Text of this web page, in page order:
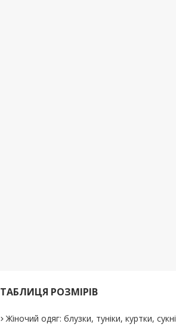
ТАБЛИЦЯ РОЗМІРІВ
Жіночий одяг: блузки, туніки, куртки, сукні